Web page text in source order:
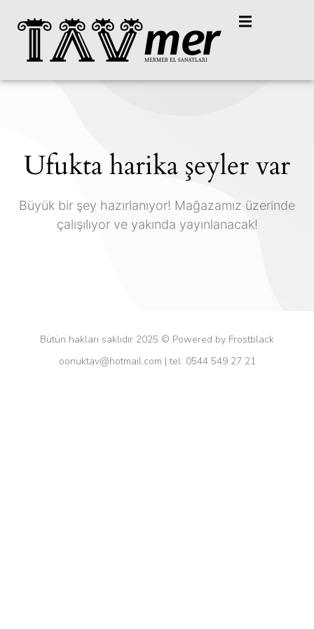
Ufukta harika şeyler var
Büyük bir şey hazırlanıyor! Mağazamız üzerinde
çalışılıyor ve yakında yayınlanacak!
Bütün hakları saklıdır 2025 © Powered by Frostblack
oonuktav@hotmail.com | tel. 0544 549 27 21